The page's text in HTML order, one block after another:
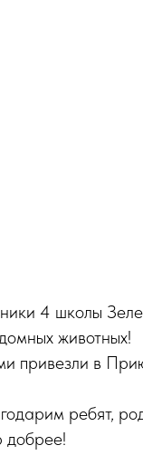
4 школы
животных!
привезли в
ребят,
добрее!